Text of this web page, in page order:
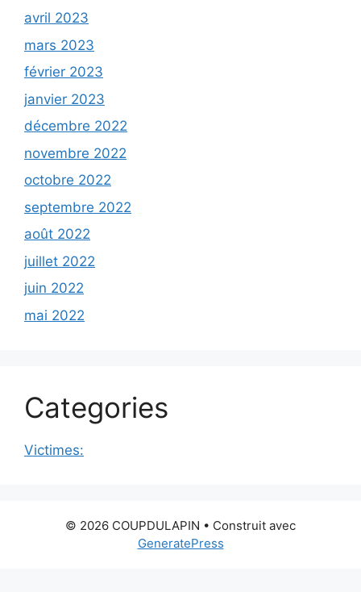
avril 2023
mars 2023
février 2023
janvier 2023
décembre 2022
novembre 2022
octobre 2022
septembre 2022
août 2022
juillet 2022
juin 2022
mai 2022
Categories
Victimes:
© 2026 COUPDULAPIN • Construit avec
GeneratePress